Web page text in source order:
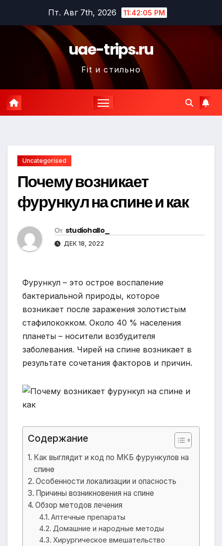
содержимому
Пт. Авг 7th, 2026 11:42:06 PM
uae-trips.ru
Fit и стильно
Uncategorised
Почему возникает
фурункул на спине и как
От studiohallo_
ДЕК 18, 2022
Фурункул – это острое воспаление
бактериальной природы, которое
возникает после заражения золотистым
стафилококком. Около 40 % населения
планеты – носители возбудителя
заболевания. Чирей на спине возникает в
результате сочетания факторов и причин.
Содержание
Как выглядит и код по МКБ фурункулов на
спине
Особенности локализации и опасность
Причины возникновения на спине
Обзор методов лечения
Аптечные препараты
Домашние и народные методы
Хирургическое вмешательство